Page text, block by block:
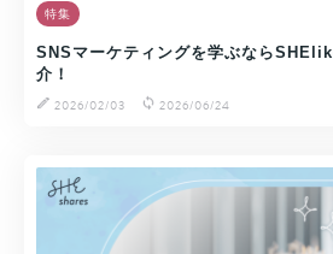
特集
SNSマーケティングを学ぶなら
介！
2026/02/03
2026/06/24